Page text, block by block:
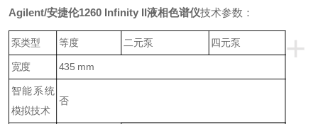
Agilent/安捷伦1260 Infinity II液相色谱仪技术参数：
+
泵类型 等度 二元泵 四元泵
宽度 435 mm
智能系统
模拟技术
否